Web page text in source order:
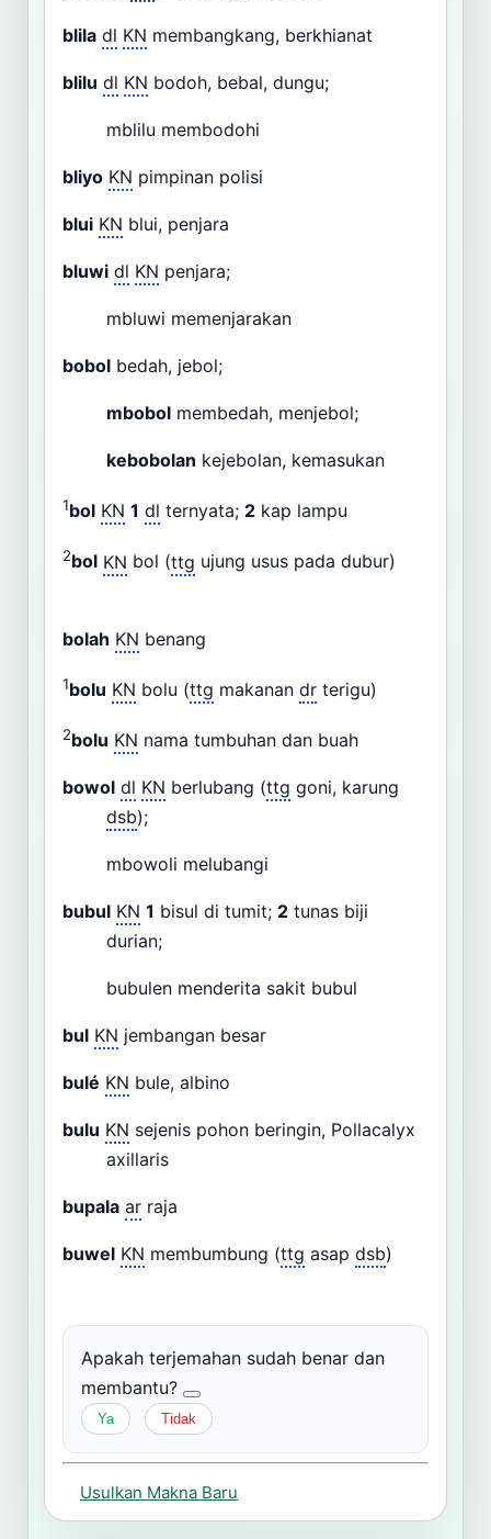
blila dl KN membangkang, berkhianat
blilu dl KN bodoh, bebal, dungu;
mblilu membodohi
bliyo KN pimpinan polisi
blui KN blui, penjara
bluwi dl KN penjara;
mbluwi memenjarakan
bobol bedah, jebol;
mbobol membedah, menjebol;
kebobolan kejebolan, kemasukan
1bol KN 1 dl ternyata; 2 kap lampu
2bol KN bol (ttg ujung usus pada dubur)
bolah KN benang
1bolu KN bolu (ttg makanan dr terigu)
2bolu KN nama tumbuhan dan buah
bowol dl KN berlubang (ttg goni, karung
dsb);
mbowoli melubangi
bubul KN 1 bisul di tumit; 2 tunas biji
durian;
bubulen menderita sakit bubul
bul KN jembangan besar
bulé KN bule, albino
bulu KN sejenis pohon beringin, Pollacalyx
axillaris
bupala ar raja
buwel KN membumbung (ttg asap dsb)
Apakah terjemahan sudah benar dan
membantu?
Ya Tidak
Usulkan Makna Baru